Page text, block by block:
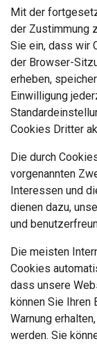
Mit der
der Zustimmung
Sie ein, dass wir
der Browser-
erheben,
Einwilligung
Cookies Dritter
Die durch
vorgenannten
Interessen und
dienen dazu,
und
Die meisten
Cookies
dass unsere
können Sie
Warnung
werden. Sie